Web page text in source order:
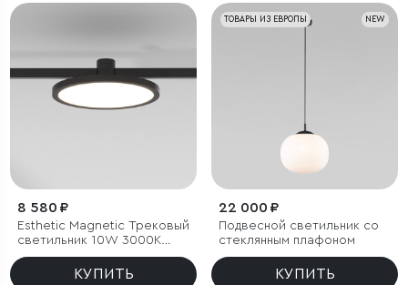
8 580 ₽
Esthetic Magnetic Трековый
светильник 10W 3000K
(чёрный)
КУПИТЬ
NEW
ТОВАРЫ ИЗ ЕВРОПЫ
22 000 ₽
Подвесной светильник со
стеклянным плафоном
КУПИТЬ